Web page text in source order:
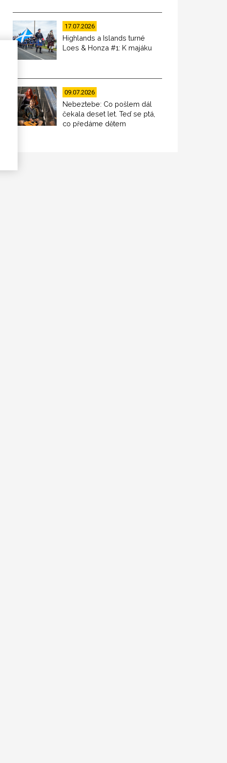
17.07.2026
Highlands a Islands turné
Loes & Honza #1: K majáku
09.07.2026
Nebeztebe: Co pošlem dál
čekala deset let. Teď se ptá,
co předáme dětem